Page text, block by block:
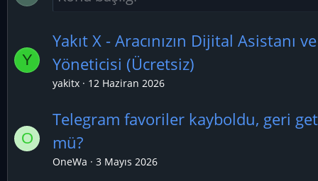
Y
Yakıt X - Aracınızın Dijital Asistanı
Yöneticisi (Ücretsiz)
yakitx 12 Haziran 2026
O
Telegram favoriler kayboldu, geri
mü?
OneWa 3 Mayıs 2026